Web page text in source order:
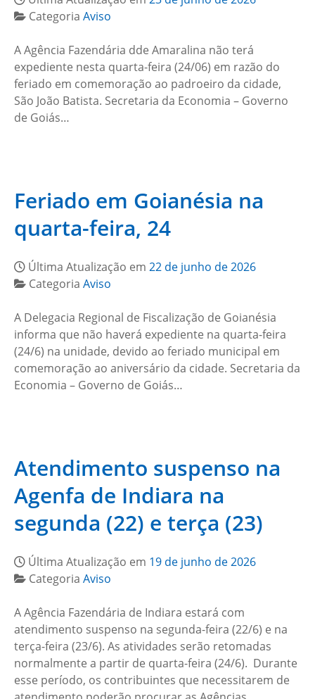
Categoria Aviso
A Agência Fazendária dde Amaralina não terá
expediente nesta quarta-feira (24/06) em razão do
feriado em comemoração ao padroeiro da cidade,
São João Batista. Secretaria da Economia – Governo
de Goiás…
Feriado em Goianésia na
quarta-feira, 24
Última Atualização em 22 de junho de 2026
Categoria Aviso
A Delegacia Regional de Fiscalização de Goianésia
informa que não haverá expediente na quarta-feira
(24/6) na unidade, devido ao feriado municipal em
comemoração ao aniversário da cidade. Secretaria da
Economia – Governo de Goiás…
Atendimento suspenso na
Agenfa de Indiara na
segunda (22) e terça (23)
Última Atualização em 19 de junho de 2026
Categoria Aviso
A Agência Fazendária de Indiara estará com
atendimento suspenso na segunda-feira (22/6) e na
terça-feira (23/6). As atividades serão retomadas
normalmente a partir de quarta-feira (24/6). Durante
esse período, os contribuintes que necessitarem de